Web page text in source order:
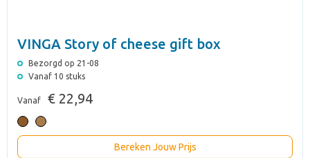
VINGA Story of cheese gift box
Bezorgd op 21-08
Vanaf 10 stuks
Vanaf € 22,94
Bereken Jouw Prijs